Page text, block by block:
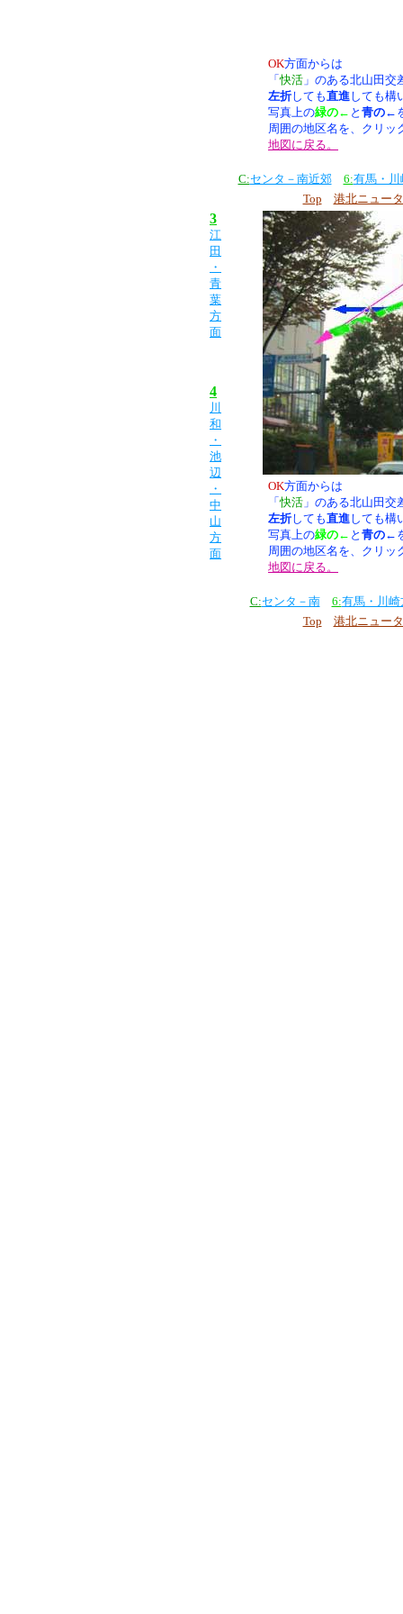
OK方面からは
「快活 」のある北山田交
左折しても直進しても構
写真上の緑の← と 青の←
周囲の地区名を、クリッ
地図に戻る。
C:センタ－南近郊 6:有馬・川
Top
港北ニュー
3
江
田
・
青
葉
方
面
4
川
和
・
池
辺
・
中
山
方
面
OK方面からは
「快活 」のある北山田交
左折しても直進しても構
写真上の緑の← と 青の←
周囲の地区名を、クリッ
地図に戻る。
C:センタ－南 6:有馬・川崎
Top
港北ニュー